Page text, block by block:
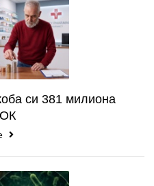
си 381 милиона